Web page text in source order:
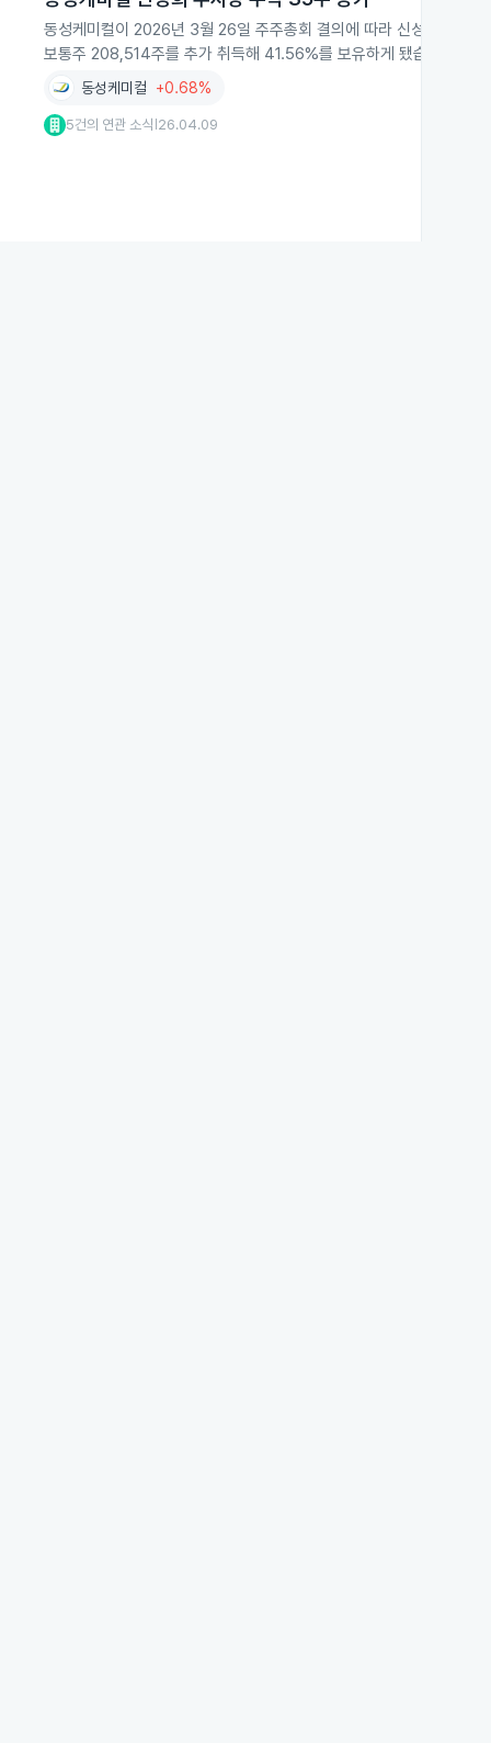
동성케미컬이 2026년 3월 26일 주주총회 결의에 따라 신성희 부사
보통주 208,514주를 추가 취득해 41.56%를 보유하게 됐습니다.
동성케미컬 +0.68%
5건의 연관 소식 26.04.09